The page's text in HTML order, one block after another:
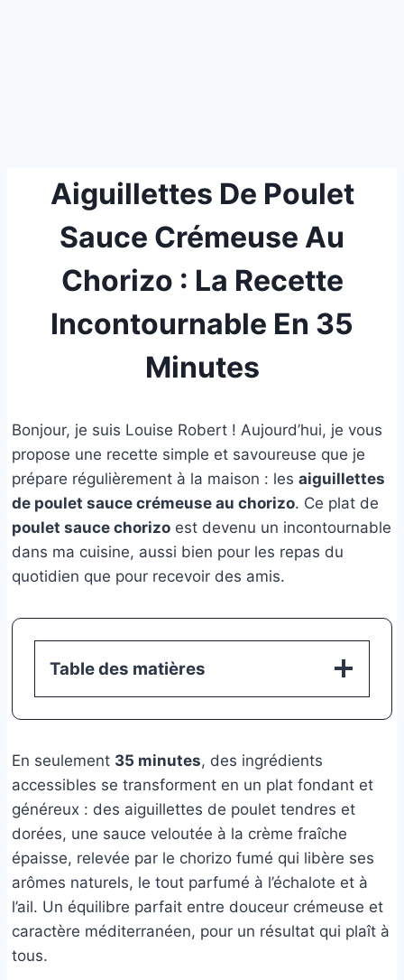
Aiguillettes De Poulet
Sauce Crémeuse Au
Chorizo : La Recette
Incontournable En 35
Minutes
Bonjour, je suis Louise Robert ! Aujourd’hui, je vous
propose une recette simple et savoureuse que je
prépare régulièrement à la maison : les aiguillettes
de poulet sauce crémeuse au chorizo. Ce plat de
poulet sauce chorizo est devenu un incontournable
dans ma cuisine, aussi bien pour les repas du
quotidien que pour recevoir des amis.
Table des matières
En seulement 35 minutes, des ingrédients
accessibles se transforment en un plat fondant et
généreux : des aiguillettes de poulet tendres et
dorées, une sauce veloutée à la crème fraîche
épaisse, relevée par le chorizo fumé qui libère ses
arômes naturels, le tout parfumé à l’échalote et à
l’ail. Un équilibre parfait entre douceur crémeuse et
caractère méditerranéen, pour un résultat qui plaît à
tous.